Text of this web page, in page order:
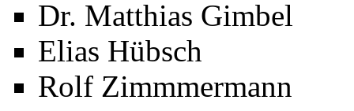
Dr. Matthias Gimbel
Elias Hübsch
Rolf Zimmmermann